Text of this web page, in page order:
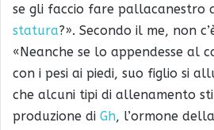
se gli faccio fare pallacanestro
statura?». Secondo il me, non
«Neanche se lo appendesse al
con i pesi ai piedi, suo figlio si
che alcuni tipi di allenamento
produzione di Gh, l’ormone